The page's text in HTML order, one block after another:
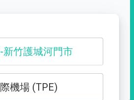
新竹護城河門市
登山口
機場 (TPE)